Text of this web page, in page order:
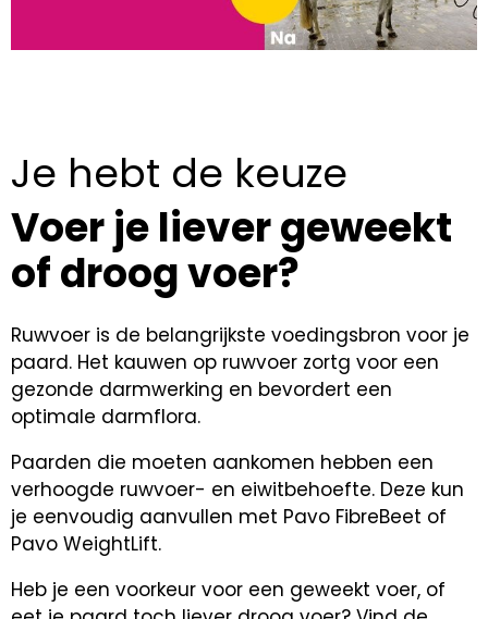
Je hebt de keuze
Voer je liever geweekt
of droog voer?
Ruwvoer is de belangrijkste voedingsbron voor je
paard. Het kauwen op ruwvoer zortg voor een
gezonde darmwerking en bevordert een
optimale darmflora.
Paarden die moeten aankomen hebben een
verhoogde ruwvoer- en eiwitbehoefte. Deze kun
je eenvoudig aanvullen met Pavo FibreBeet of
Pavo WeightLift.
Heb je een voorkeur voor een geweekt voer, of